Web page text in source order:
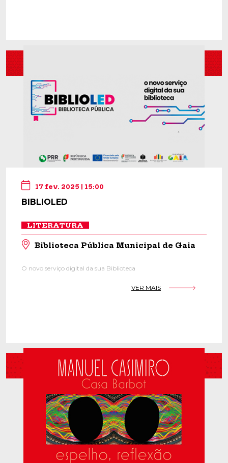
17 fev. 2025 | 15:00
BIBLIOLED
LITERATURA
Biblioteca Pública Municipal de Gaia
O novo serviço digital da sua Biblioteca
VER MAIS